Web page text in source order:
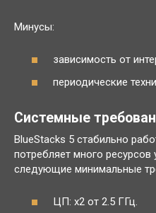
Минусы:
зависимость от
периодические
Системные
BlueStacks 5 стабильно
потребляет много
следующие минимальные
ЦП: x2 от 2.5 ГГц.